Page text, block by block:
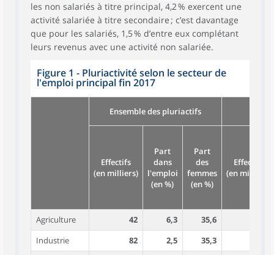
les non salariés à titre principal, 4,2 % exercent une
activité salariée à titre secondaire ; c’est davantage
que pour les salariés, 1,5 % d’entre eux complétant
leurs revenus avec une activité non salariée.
Figure 1 - Pluriactivité selon le secteur de
l'emploi principal fin 2017
Ensemble des pluriactifs
Effectifs
(en milliers)
Part
dans
l'emploi
(en %)
Part
des
femmes
(en %)
Effectifs
(en milliers)
Agriculture 42 6,3 35,6
Industrie
82 2,5 35,3